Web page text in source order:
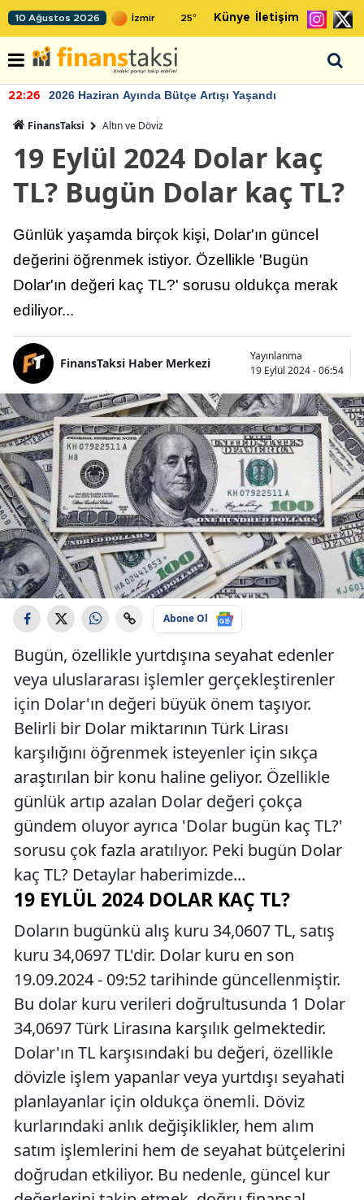
10 Ağustos 2026 25° Künye İletişim
22:26 2026 Haziran Ayında Bütçe Artışı Yaşandı
FinansTaksi Altın ve Döviz
19 Eylül 2024 Dolar kaç
TL? Bugün Dolar kaç TL?
Günlük yaşamda birçok kişi, Dolar'ın güncel
değerini öğrenmek istiyor. Özellikle 'Bugün
Dolar'ın değeri kaç TL?' sorusu oldukça merak
ediliyor...
FinansTaksi Haber Merkezi
Yayınlanma
19 Eylül 2024 - 06:54
Abone Ol
Bugün, özellikle yurtdışına seyahat edenler
veya uluslararası işlemler gerçekleştirenler
için Dolar'ın değeri büyük önem taşıyor.
Belirli bir Dolar miktarının Türk Lirası
karşılığını öğrenmek isteyenler için sıkça
araştırılan bir konu haline geliyor. Özellikle
günlük artıp azalan Dolar değeri çokça
gündem oluyor ayrıca 'Dolar bugün kaç TL?'
sorusu çok fazla aratılıyor. Peki bugün Dolar
kaç TL? Detaylar haberimizde...
19 EYLÜL 2024 DOLAR KAÇ TL?
Doların bugünkü alış kuru 34,0607 TL, satış
kuru 34,0697 TL'dir. Dolar kuru en son
19.09.2024 - 09:52 tarihinde güncellenmiştir.
Bu dolar kuru verileri doğrultusunda 1 Dolar
34,0697 Türk Lirasına karşılık gelmektedir.
Dolar'ın TL karşısındaki bu değeri, özellikle
dövizle işlem yapanlar veya yurtdışı seyahati
planlayanlar için oldukça önemli. Döviz
kurlarındaki anlık değişiklikler, hem alım
satım işlemlerini hem de seyahat bütçelerini
doğrudan etkiliyor. Bu nedenle, güncel kur